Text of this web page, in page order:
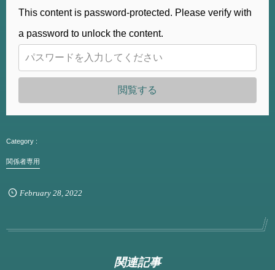
This content is password-protected. Please verify with
a password to unlock the content.
閲覧する
関係者専用
February 28, 2022
関連記事